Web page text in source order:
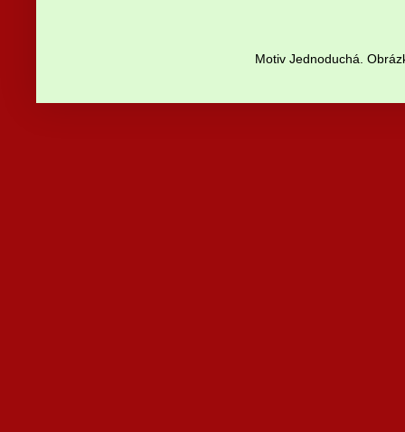
Motiv Jednoduchá.